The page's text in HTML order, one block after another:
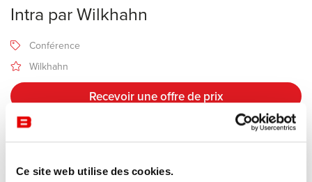
Ce site web utilise des cookies.
Intra par Wilkhahn
Conférence
Wilkhahn
Recevoir une offre de prix